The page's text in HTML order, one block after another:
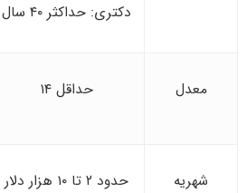
دکتری: حداکثر ۴۰ سال
معدل حداقل ۱۴
شهریه حدود ۲ تا ۱۰ هزار دلار